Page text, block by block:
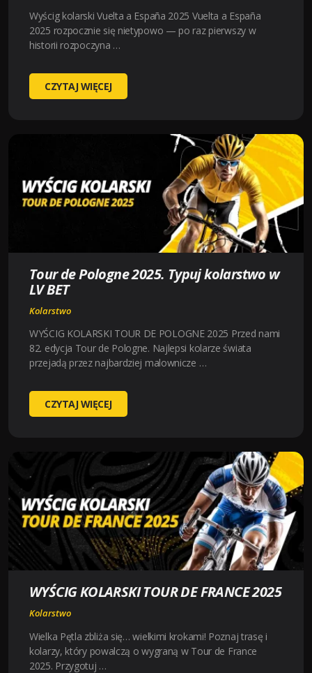
Wyścig kolarski Vuelta a España 2025 Vuelta a España
2025 rozpocznie się nietypowo — po raz pierwszy w
historii rozpoczyna …
WYŚCIG
KOLARSKI
CZYTAJ WIĘCEJ
Tour de Pologne 2025. Typuj kolarstwo w
LV BET
Kolarstwo
WYŚCIG KOLARSKI TOUR DE POLOGNE 2025 Przed nami
82. edycja Tour de Pologne. Najlepsi kolarze świata
przejadą przez najbardziej malownicze …
TOUR
DE
KOLARSTWO
W
LV
BET
CZYTAJ WIĘCEJ
WYŚCIG KOLARSKI TOUR DE FRANCE 2025
Kolarstwo
Wielka Pętla zbliża się… wielkimi krokami! Poznaj trasę i
kolarzy, który powalczą o wygraną w Tour de France
2025. Przygotuj …